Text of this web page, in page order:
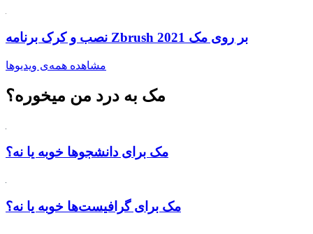
نصب و کرک برنامه Zbrush 2021 بر روی مک
مشاهده همه‌ی ویدیوها
مک به درد من میخوره؟
مک برای دانشجو‌ها خوبه یا نه؟
مک برای گرافیست‌ها خوبه یا نه؟